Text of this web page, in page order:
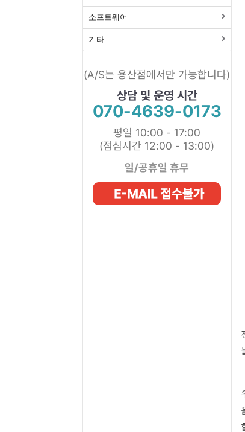
소프트웨어
기타
(A/S는 용산점에서만 가능합니다)
상담 및 운영 시간
070-4639-0173
평일 10:00 - 17:00
(점심시간 12:00 - 13:00)
일/공휴일 휴무